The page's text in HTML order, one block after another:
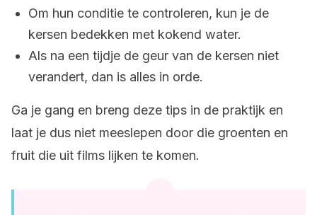
Om hun conditie te controleren, kun je de
kersen bedekken met kokend water.
Als na een tijdje de geur van de kersen niet
verandert, dan is alles in orde.
Ga je gang en breng deze tips in de praktijk en
laat je dus niet meeslepen door die groenten en
fruit die uit films lijken te komen.